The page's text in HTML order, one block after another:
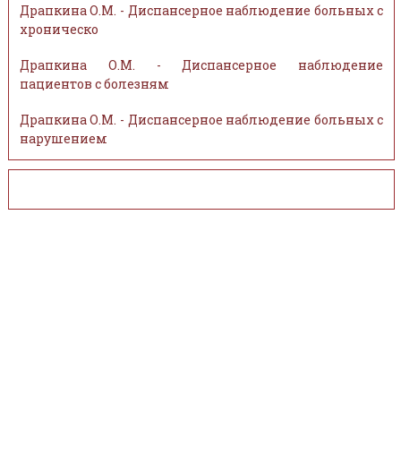
Драпкина О.М. - Диспансерное наблюдение больных с
хроническо
Драпкина О.М. - Диспансерное наблюдение
пациентов с болезням
Драпкина О.М. - Диспансерное наблюдение больных с
нарушением